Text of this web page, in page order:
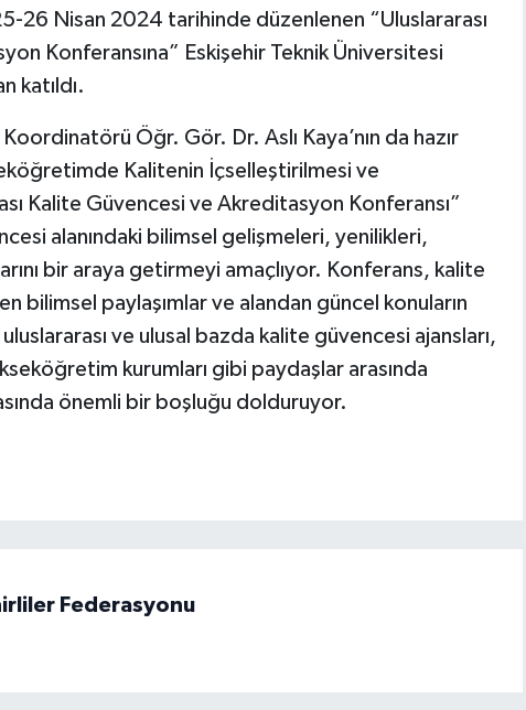
26 Nisan 2024 tarihinde düzenlenen “Uluslararası
Konferansına” Eskişehir Teknik Üniversitesi
katıldı.
Öğr. Gör. Dr. Aslı Kaya’nın da hazır
Kalitenin İçselleştirilmesi ve
Kalite Güvencesi ve Akreditasyon Konferansı”
alanındaki bilimsel gelişmeleri, yenilikleri,
bir araya getirmeyi amaçlıyor. Konferans, kalite
bilimsel paylaşımlar ve alandan güncel konuların
ve ulusal bazda kalite güvencesi ajansları,
kurumları gibi paydaşlar arasında
önemli bir boşluğu dolduruyor.
Federasyonu